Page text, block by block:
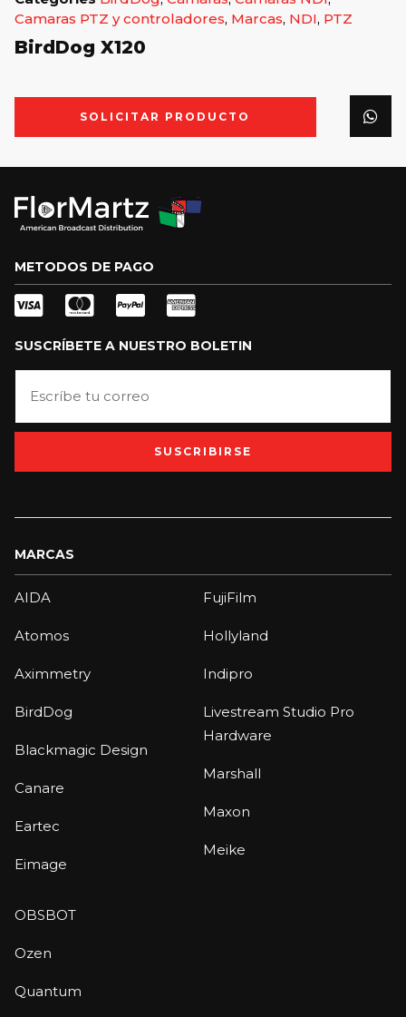
Camaras PTZ y controladores, Marcas, NDI, PTZ
BirdDog X120
SOLICITAR PRODUCTO
METODOS DE PAGO
SUSCRÍBETE A NUESTRO BOLETIN
SUSCRIBIRSE
MARCAS
AIDA
Atomos
Aximmetry
BirdDog
Blackmagic Design
Canare
Eartec
Eimage
FujiFilm
Hollyland
Indipro
Livestream Studio Pro
Hardware
Marshall
Maxon
Meike
OBSBOT
Ozen
Quantum